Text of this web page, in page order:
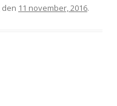
den 11 november, 2016.